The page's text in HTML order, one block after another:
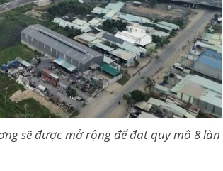
sẽ được mở rộng để đạt quy mô 8 làn